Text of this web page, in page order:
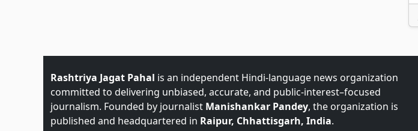
Rashtriya Jagat Pahal is an independent Hindi-language news organization
committed to delivering unbiased, accurate, and public-interest–focused
journalism. Founded by journalist Manishankar Pandey, the organization is
published and headquartered in Raipur, Chhattisgarh, India.